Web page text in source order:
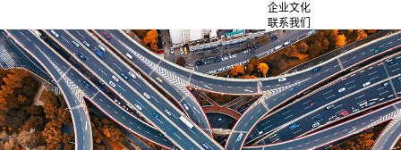
企业文化
联系我们